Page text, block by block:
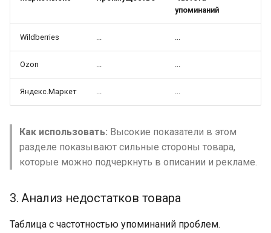
упоминаний
Wildberries
Ozon
Яндекс.Маркет
Как использовать: Высокие показатели в этом
разделе показывают сильные стороны товара,
которые можно подчеркнуть в описании и рекламе.
3. Анализ недостатков товара
Таблица с частотностью упоминаний проблем.